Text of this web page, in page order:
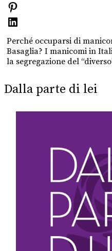
Perché occuparsi di
Basaglia? I manicomi in
la segregazione del
Dalla parte di lei